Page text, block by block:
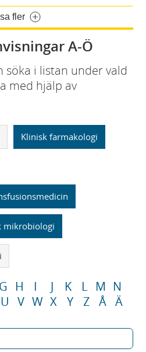
fler
A-Ö
söka i listan under vald
med hjälp av
Klinisk farmakologi
mikrobiologi
G H I J K L M N
U V W X Y Z Å Ä